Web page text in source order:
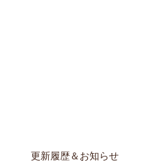
更新履歴＆お知らせ